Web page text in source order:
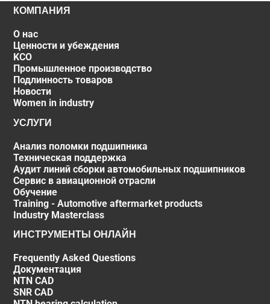
КОМПАНИЯ
О нас
Ценности и убеждения
KCO
Промышленное производство
Подлинность товаров
Новости
Women in industry
УСЛУГИ
Анализ поломки подшипника
Техническая поддержка
Аудит линий сборки автомобильных подшипников
Сервис в авиационной отрасли
Обучение
Training - Automotive aftermarket products
Industry Masterclass
ИНСТРУМЕНТЫ ОНЛАЙН
Frequently Asked Questions
Документация
NTN CAD
SNR CAD